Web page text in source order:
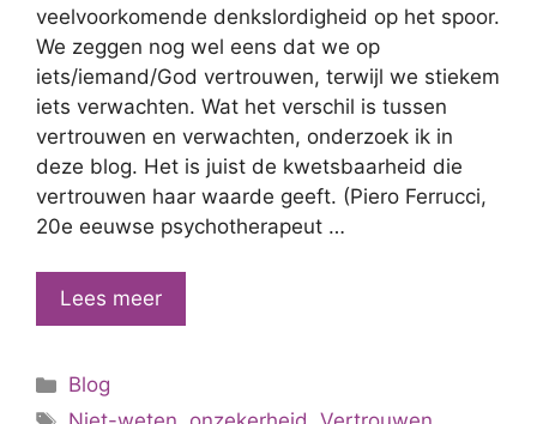
veelvoorkomende denkslordigheid op het spoor.
We zeggen nog wel eens dat we op
iets/iemand/God vertrouwen, terwijl we stiekem
iets verwachten. Wat het verschil is tussen
vertrouwen en verwachten, onderzoek ik in
deze blog. Het is juist de kwetsbaarheid die
vertrouwen haar waarde geeft. (Piero Ferrucci,
20e eeuwse psychotherapeut …
Lees meerVertrouwen
of
Categorieën
Blog
Tags